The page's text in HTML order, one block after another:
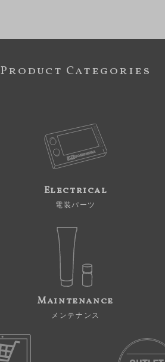
Product Categories
Electrical
電装パーツ
Maintenance
メンテナンス